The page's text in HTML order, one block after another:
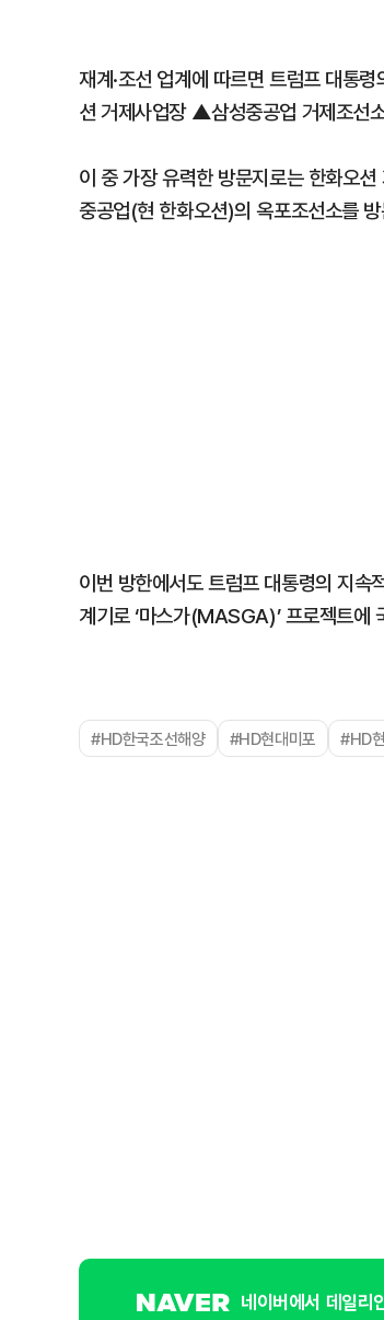
재계·조선 업계에 따르면 트럼프 대통
션 거제사업장 ▲삼성중공업 거제조선
이 중 가장 유력한 방문지로는 한화오
중공업(현 한화오션)의 옥포조선소를
이번 방한에서도 트럼프 대통령의 지
계기로 ‘마스가(MASGA)’ 프로젝트에
#HD한국조선해양 #HD현대미포 #HD
네이버에서 데일리